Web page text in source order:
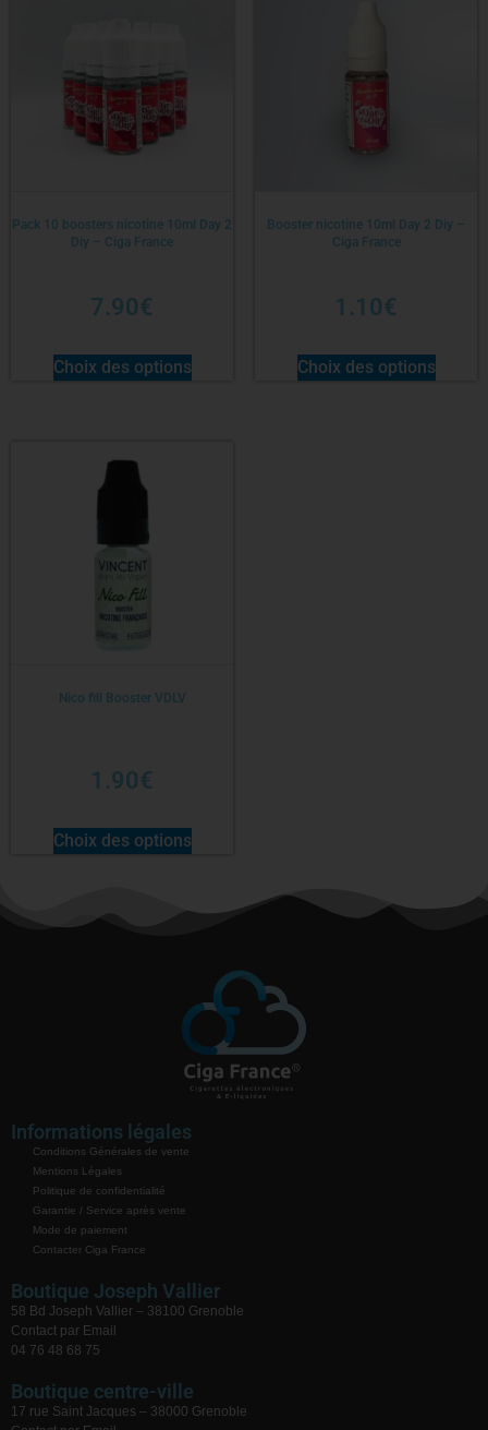
Pack 10 boosters nicotine 10ml Day 2
Diy – Ciga France
7.90€
Choix des options
Booster nicotine 10ml Day 2 Diy –
Ciga France
1.10€
Choix des options
Nico fill Booster VDLV
1.90€
Choix des options
Informations légales
Conditions Générales de vente
Mentions Légales
Politique de confidentialité
Garantie / Service après vente
Mode de paiement
Contacter Ciga France
Boutique Joseph Vallier
58 Bd Joseph Vallier – 38100 Grenoble
Contact par Email
04 76 48 68 75
Boutique centre-ville
17 rue Saint Jacques – 38000 Grenoble